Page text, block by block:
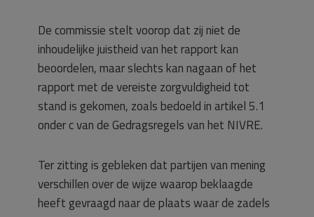
De commissie stelt voorop dat zij niet de
inhoudelijke juistheid van het rapport kan
beoordelen, maar slechts kan nagaan of het
rapport met de vereiste zorgvuldigheid tot
stand is gekomen, zoals bedoeld in artikel 5.1
onder c van de Gedragsregels van het NIVRE.
Ter zitting is gebleken dat partijen van mening
verschillen over de wijze waarop beklaagde
heeft gevraagd naar de plaats waar de zadels